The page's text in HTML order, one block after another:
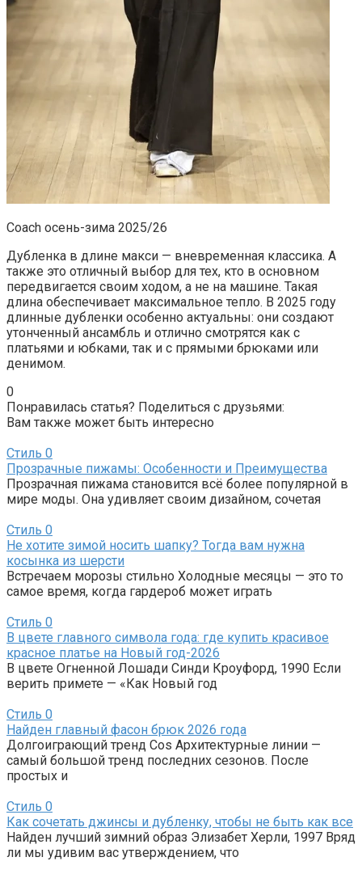
Coach осень-зима 2025/26
Дубленка в длине макси — вневременная классика. А
также это отличный выбор для тех, кто в основном
передвигается своим ходом, а не на машине. Такая
длина обеспечивает максимальное тепло. В 2025 году
длинные дубленки особенно актуальны: они создают
утонченный ансамбль и отлично смотрятся как с
платьями и юбками, так и с прямыми брюками или
денимом.
0
Понравилась статья? Поделиться с друзьями:
Вам также может быть интересно
Стиль 0
Прозрачные пижамы: Особенности и Преимущества
Прозрачная пижама становится всё более популярной в
мире моды. Она удивляет своим дизайном, сочетая
Стиль 0
Не хотите зимой носить шапку? Тогда вам нужна
косынка из шерсти
Встречаем морозы стильно Холодные месяцы — это то
самое время, когда гардероб может играть
Стиль 0
В цвете главного символа года: где купить красивое
красное платье на Новый год-2026
В цвете Огненной Лошади Синди Кроуфорд, 1990 Если
верить примете — «Как Новый год
Стиль 0
Найден главный фасон брюк 2026 года
Долгоиграющий тренд Cos Архитектурные линии —
самый большой тренд последних сезонов. После
простых и
Стиль 0
Как сочетать джинсы и дубленку, чтобы не быть как все
Найден лучший зимний образ Элизабет Херли, 1997 Вряд
ли мы удивим вас утверждением, что